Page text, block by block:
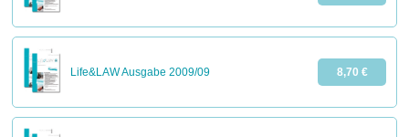
Life&LAW Ausgabe 2009/09 8,70 €